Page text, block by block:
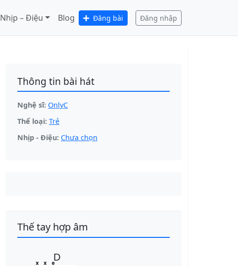
Nhịp – Điệu Blog Đăng bài Đăng nhập
Thông tin bài hát
Nghệ sĩ: OnlyC
Thể loại: Trẻ
Nhịp - Điệu: Chưa chọn
Thế tay hợp âm
D
x x o